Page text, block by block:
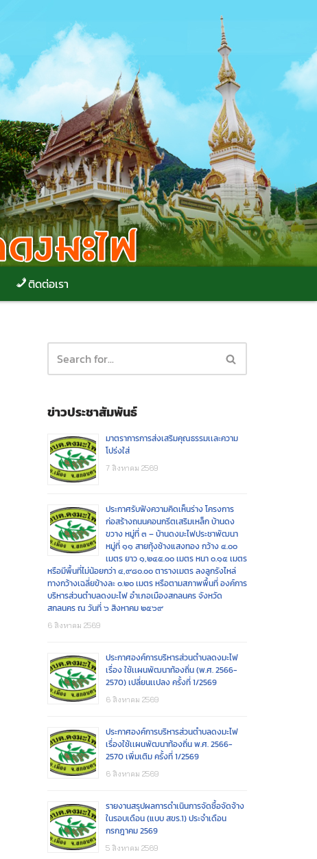
ติดต่อเรา
ข่าวประชาสัมพันธ์
มาตราการการส่งเสริมคุณธรรมเเละความ
โปร่งใส่
7 สิงหาคม 2569
ประกาศรับฟังความคิดเห็นร่าง โครงการ
ก่อสร้างถนนคอนกรีตเสริมเหล็ก บ้านดง
ขวาง หมู่ที่ ๓ – บ้านดงมะไฟประชาพัฒนา
หมู่ที่ ๑๑ สายทุ้งช้างแสงทอง กว้าง ๔.๐๐
เมตร ยาว ๑,๒๔๕.๐๐ เมตร หนา ๐.๑๕ เมตร
หรือมีพื้นที่ไม่น้อยกว่า ๔,๙๘๐.๐๐ ตารางเมตร ลงลูกรังไหล่
ทางกว้างเฉลี่ยข้างละ ๐.๒๐ เมตร หรือตามสภาพพื้นที่ องค์การ
บริหารส่วนตำบลดงมะไฟ อำเภอเมืองสกลนคร จังหวัด
สกลนคร ณ วันที่ ๖ สิงหาคม ๒๕๖๙
6 สิงหาคม 2569
ประกาศองค์การบริหารส่วนตำบลดงมะไฟ
เรื่อง ใช้เเผนพัฒนาท้องถิ่น (พ.ศ. 2566-
2570) เปลี่ยนเเปลง ครั้งที่ 1/2569
6 สิงหาคม 2569
ประกาศองค์การบริหารส่วนตำบลดงมะไฟ
เรื่องใช้เเผนพัฒนาท้องถิ่น พ.ศ. 2566-
2570 เพิ่มเติม ครั้งที่ 1/2569
6 สิงหาคม 2569
รายงานสรุปผลการดำเนินการจัดซื้อจัดจ้าง
ในรอบเดือน (แบบ สขร.1) ประจำเดือน
กรกฎาคม 2569
5 สิงหาคม 2569